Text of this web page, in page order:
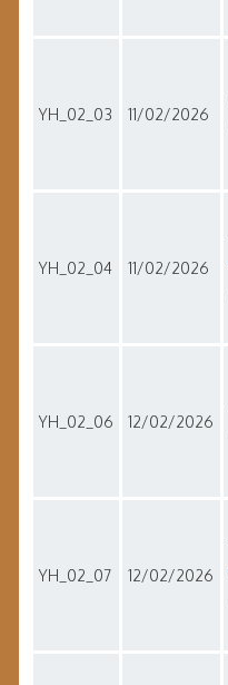
YH_02_03 11/02/2026
YH_02_04 11/02/2026
YH_02_06 12/02/2026
YH_02_07 12/02/2026